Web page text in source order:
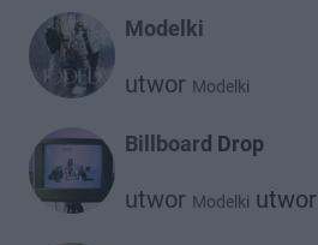
Modelki
utwor Modelki
Billboard Drop
utwor Modelki utwor